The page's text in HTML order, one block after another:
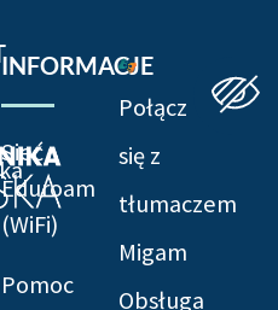
INFORMACJE
Sieć
Eduroam
(WiFi)
Pomoc
Połącz
się z
tłumaczem
Migam
Obsługa